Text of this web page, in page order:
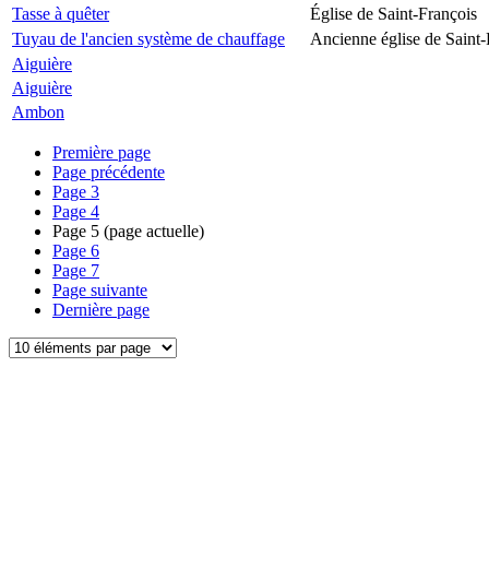
Tasse à quêter
Église de Saint-François
Tuyau de l'ancien système de chauffage
Ancienne église de Saint-
Aiguière
Aiguière
Ambon
Première page
Page précédente
Page 3
Page 4
Page 5 (page actuelle)
Page 6
Page 7
Page suivante
Dernière page